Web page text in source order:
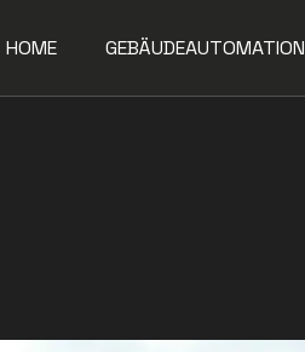
HOME GEBÄUDEAUTOMATION